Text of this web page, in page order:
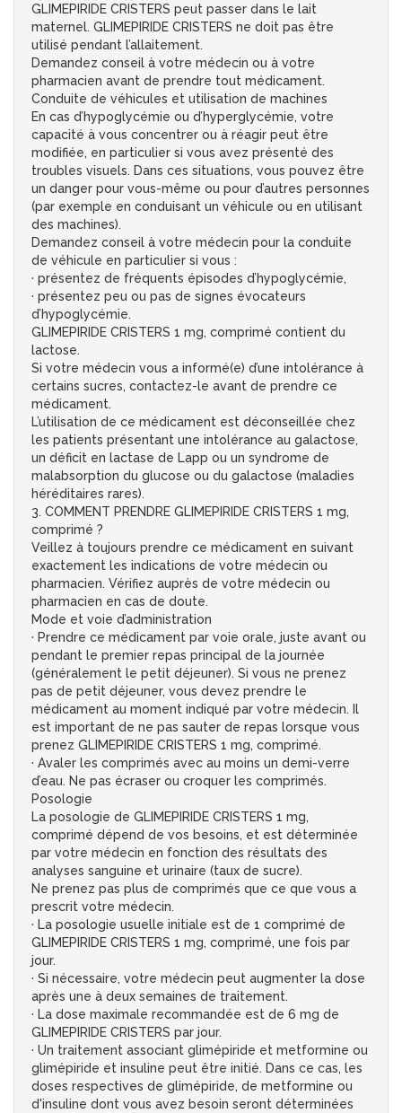
GLIMEPIRIDE CRISTERS peut passer dans le lait
maternel. GLIMEPIRIDE CRISTERS ne doit pas être
utilisé pendant l’allaitement.
Demandez conseil à votre médecin ou à votre
pharmacien avant de prendre tout médicament.
Conduite de véhicules et utilisation de machines
En cas d’hypoglycémie ou d’hyperglycémie, votre
capacité à vous concentrer ou à réagir peut être
modifiée, en particulier si vous avez présenté des
troubles visuels. Dans ces situations, vous pouvez être
un danger pour vous-même ou pour d’autres personnes
(par exemple en conduisant un véhicule ou en utilisant
des machines).
Demandez conseil à votre médecin pour la conduite
de véhicule en particulier si vous :
· présentez de fréquents épisodes d’hypoglycémie,
· présentez peu ou pas de signes évocateurs
d’hypoglycémie.
GLIMEPIRIDE CRISTERS 1 mg, comprimé contient du
lactose.
Si votre médecin vous a informé(e) d’une intolérance à
certains sucres, contactez-le avant de prendre ce
médicament.
L’utilisation de ce médicament est déconseillée chez
les patients présentant une intolérance au galactose,
un déficit en lactase de Lapp ou un syndrome de
malabsorption du glucose ou du galactose (maladies
héréditaires rares).
3. COMMENT PRENDRE GLIMEPIRIDE CRISTERS 1 mg,
comprimé ?
Veillez à toujours prendre ce médicament en suivant
exactement les indications de votre médecin ou
pharmacien. Vérifiez auprès de votre médecin ou
pharmacien en cas de doute.
Mode et voie d’administration
· Prendre ce médicament par voie orale, juste avant ou
pendant le premier repas principal de la journée
(généralement le petit déjeuner). Si vous ne prenez
pas de petit déjeuner, vous devez prendre le
médicament au moment indiqué par votre médecin. Il
est important de ne pas sauter de repas lorsque vous
prenez GLIMEPIRIDE CRISTERS 1 mg, comprimé.
· Avaler les comprimés avec au moins un demi-verre
d’eau. Ne pas écraser ou croquer les comprimés.
Posologie
La posologie de GLIMEPIRIDE CRISTERS 1 mg,
comprimé dépend de vos besoins, et est déterminée
par votre médecin en fonction des résultats des
analyses sanguine et urinaire (taux de sucre).
Ne prenez pas plus de comprimés que ce que vous a
prescrit votre médecin.
· La posologie usuelle initiale est de 1 comprimé de
GLIMEPIRIDE CRISTERS 1 mg, comprimé, une fois par
jour.
· Si nécessaire, votre médecin peut augmenter la dose
après une à deux semaines de traitement.
· La dose maximale recommandée est de 6 mg de
GLIMEPIRIDE CRISTERS par jour.
· Un traitement associant glimépiride et metformine ou
glimépiride et insuline peut être initié. Dans ce cas, les
doses respectives de glimépiride, de metformine ou
d'insuline dont vous avez besoin seront déterminées